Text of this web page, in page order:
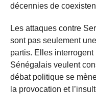
décennies de
Les attaques contre
sont pas seulement
partis. Elles
Sénégalais veulent
débat politique se
la provocation et